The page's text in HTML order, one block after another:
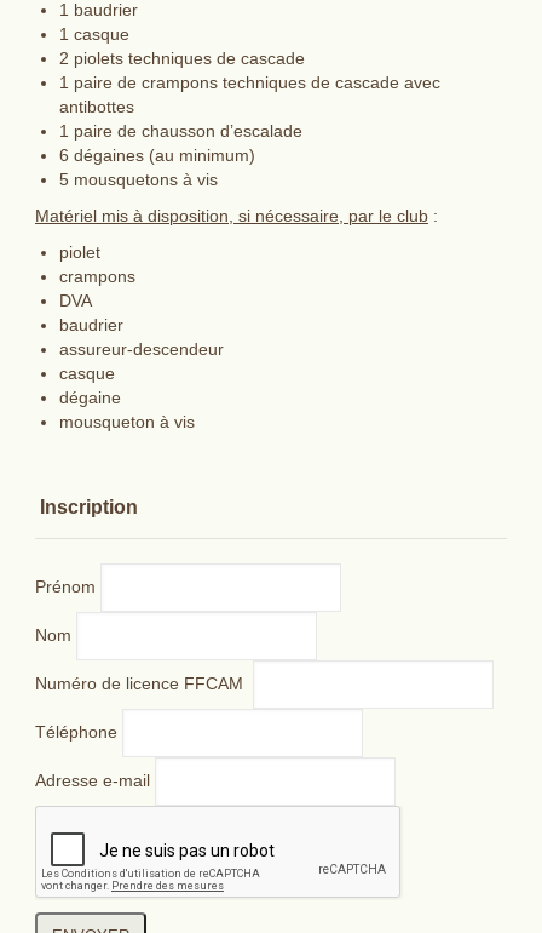
1 baudrier
1 casque
2 piolets techniques de cascade
1 paire de crampons techniques de cascade avec
antibottes
1 paire de chausson d’escalade
6 dégaines (au minimum)
5 mousquetons à vis
Matériel mis à disposition, si nécessaire, par le club:
piolet
crampons
DVA
baudrier
assureur-descendeur
casque
dégaine
mousqueton à vis
Inscription
Prénom
Nom
Numéro de licence FFCAM
Téléphone
Adresse e-mail